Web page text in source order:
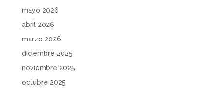
mayo 2026
abril 2026
marzo 2026
diciembre 2025
noviembre 2025
octubre 2025